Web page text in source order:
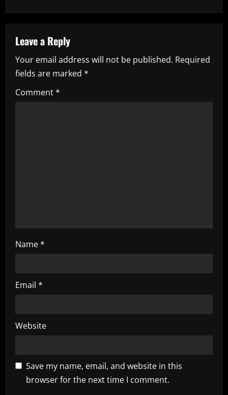
a
v
i
g
Leave a Reply
Your email address will not be published. Required
fields are marked *
Comment*
Name*
Email *
Website
Save my name, email, and website in this
browser for the next time I comment.